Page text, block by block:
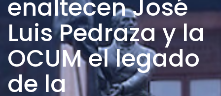
enaltecen José
Luis Pedraza y la
OCUM el legado
de la